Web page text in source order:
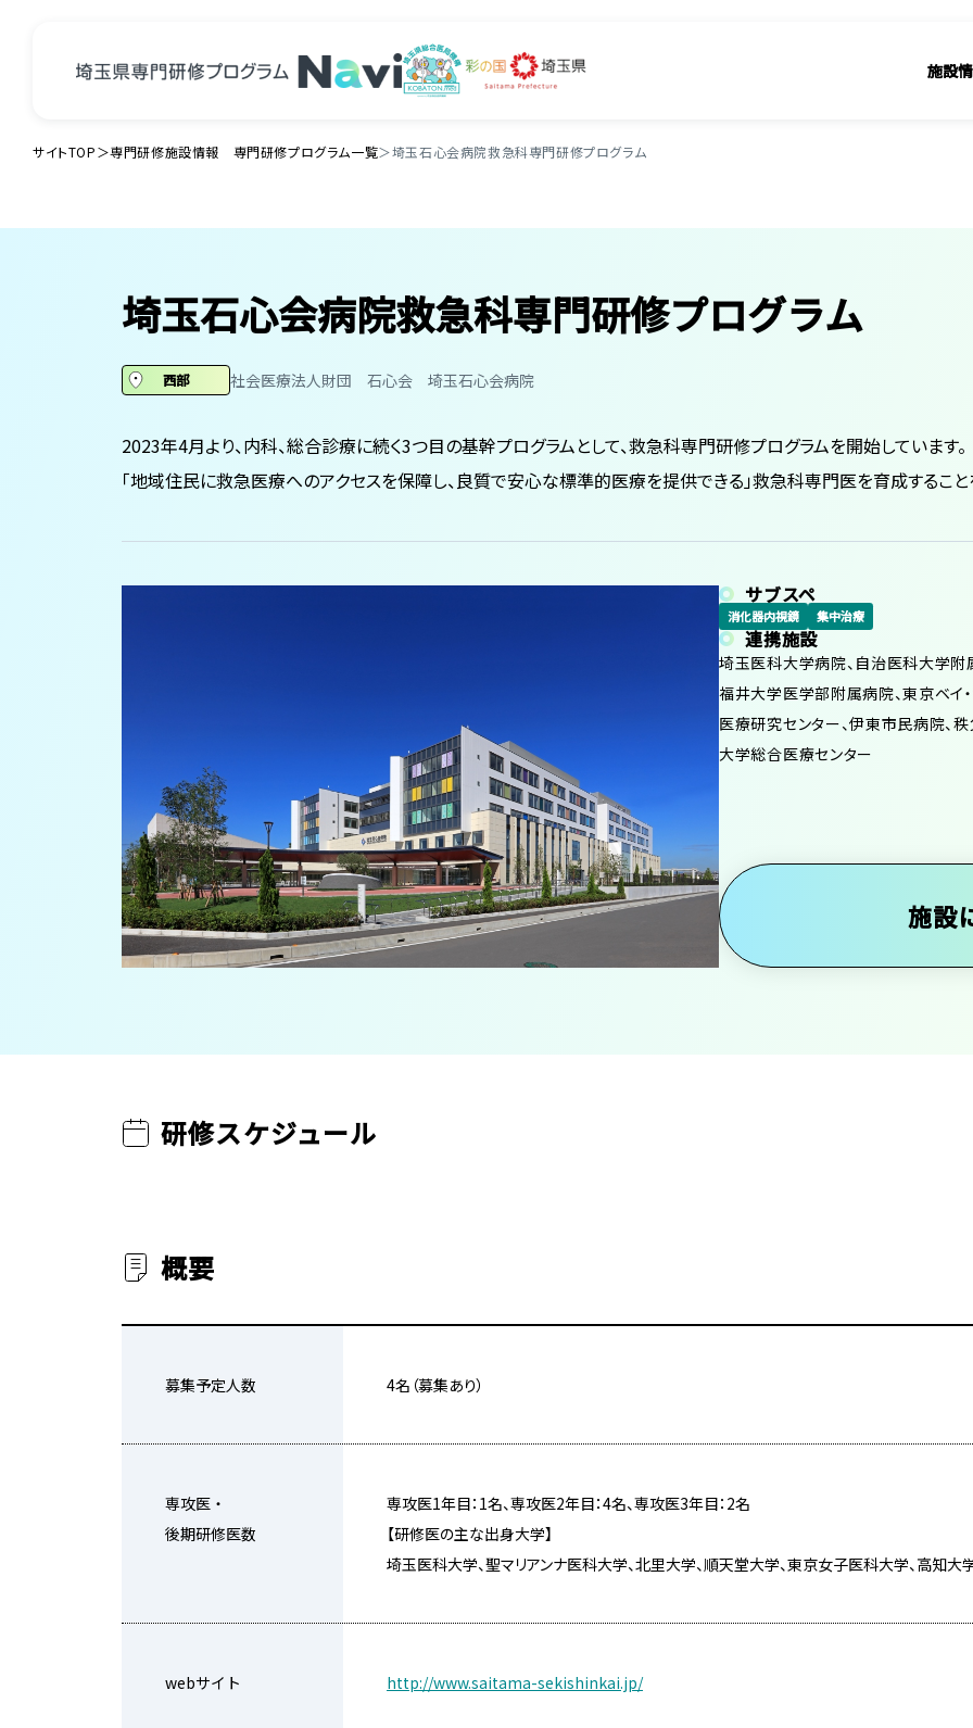
施設
サイトTOP＞専門研修施設情報 専門研修プログラム一覧＞埼玉石心会病院救急科専門研修プログラム
埼玉石心会病院救急科専門研修プログラム
西部 社会医療法人財団 石心会 埼玉石心会病院
2023年4月より、内科、総合診療に続く3つ目の基幹プログラムとして、救急科専門研修プログラムを開始しています。
「地域住民に救急医療へのアクセスを保障し、良質で安心な標準的医療を提供できる」救急科専門医を育成すること
サブスペ
消化器内視鏡 集中治療
連携施設
埼玉医科大学病院、自治医科大学附
福井大学医学部附属病院、東京ベイ
医療研究センター、伊東市民病院、
大学総合医療センター
施設
研修スケジュール
概要
募集予定人数 4名（募集あり）
専攻医・
後期研修医数
専攻医1年目：1名、専攻医2年目：4名、専攻医3年目：2名
【研修医の主な出身大学】
埼玉医科大学、聖マリアンナ医科大学、北里大学、順天堂大学、東京女子医科大学、高知大
webサイト http://www.saitama-sekishinkai.jp/